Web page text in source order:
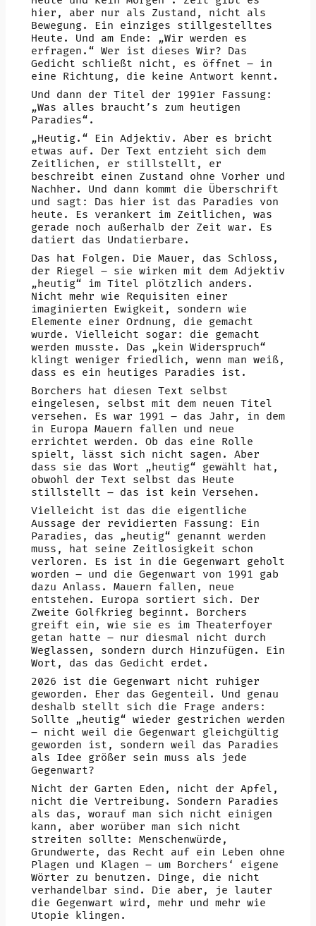
hier, aber nur als Zustand, nicht als
Bewegung. Ein einziges stillgestelltes
Heute. Und am Ende: „Wir werden es
erfragen.“ Wer ist dieses Wir? Das
Gedicht schließt nicht, es öffnet – in
eine Richtung, die keine Antwort kennt.
Und dann der Titel der 1991er Fassung:
„Was alles braucht’s zum heutigen
Paradies“.
„Heutig.“ Ein Adjektiv. Aber es bricht
etwas auf. Der Text entzieht sich dem
Zeitlichen, er stillstellt, er
beschreibt einen Zustand ohne Vorher und
Nachher. Und dann kommt die Überschrift
und sagt: Das hier ist das Paradies von
heute. Es verankert im Zeitlichen, was
gerade noch außerhalb der Zeit war. Es
datiert das Undatierbare.
Das hat Folgen. Die Mauer, das Schloss,
der Riegel – sie wirken mit dem Adjektiv
„heutig“ im Titel plötzlich anders.
Nicht mehr wie Requisiten einer
imaginierten Ewigkeit, sondern wie
Elemente einer Ordnung, die gemacht
wurde. Vielleicht sogar: die gemacht
werden musste. Das „kein Widerspruch“
klingt weniger friedlich, wenn man weiß,
dass es ein heutiges Paradies ist.
Borchers hat diesen Text selbst
eingelesen, selbst mit dem neuen Titel
versehen. Es war 1991 – das Jahr, in dem
in Europa Mauern fallen und neue
errichtet werden. Ob das eine Rolle
spielt, lässt sich nicht sagen. Aber
dass sie das Wort „heutig“ gewählt hat,
obwohl der Text selbst das Heute
stillstellt – das ist kein Versehen.
Vielleicht ist das die eigentliche
Aussage der revidierten Fassung: Ein
Paradies, das „heutig“ genannt werden
muss, hat seine Zeitlosigkeit schon
verloren. Es ist in die Gegenwart geholt
worden – und die Gegenwart von 1991 gab
dazu Anlass. Mauern fallen, neue
entstehen. Europa sortiert sich. Der
Zweite Golfkrieg beginnt. Borchers
greift ein, wie sie es im Theaterfoyer
getan hatte – nur diesmal nicht durch
Weglassen, sondern durch Hinzufügen. Ein
Wort, das das Gedicht erdet.
2026 ist die Gegenwart nicht ruhiger
geworden. Eher das Gegenteil. Und genau
deshalb stellt sich die Frage anders:
Sollte „heutig“ wieder gestrichen werden
– nicht weil die Gegenwart gleichgültig
geworden ist, sondern weil das Paradies
als Idee größer sein muss als jede
Gegenwart?
Nicht der Garten Eden, nicht der Apfel,
nicht die Vertreibung. Sondern Paradies
als das, worauf man sich nicht einigen
kann, aber worüber man sich nicht
streiten sollte: Menschenwürde,
Grundwerte, das Recht auf ein Leben ohne
Plagen und Klagen – um Borchers‘ eigene
Wörter zu benutzen. Dinge, die nicht
verhandelbar sind. Die aber, je lauter
die Gegenwart wird, mehr und mehr wie
Utopie klingen.